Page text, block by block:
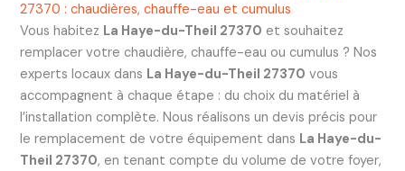
27370 : chaudières, chauffe-eau et cumulus
Vous habitez La Haye-du-Theil 27370 et souhaitez
remplacer votre chaudière, chauffe-eau ou cumulus ? Nos
experts locaux dans La Haye-du-Theil 27370 vous
accompagnent à chaque étape : du choix du matériel à
l’installation complète. Nous réalisons un devis précis pour
le remplacement de votre équipement dans La Haye-du-
Theil 27370, en tenant compte du volume de votre foyer,